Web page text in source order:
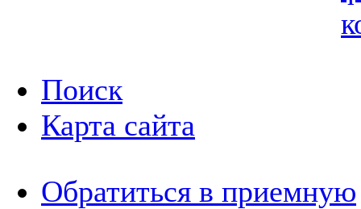
Поиск
Карта сайта
Обратиться в приемную